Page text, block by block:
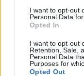
I want to opt-out
Personal Data
Opted In
I want to opt-out
Retention, Sale,
Personal Data
Purposes for
Opted Out